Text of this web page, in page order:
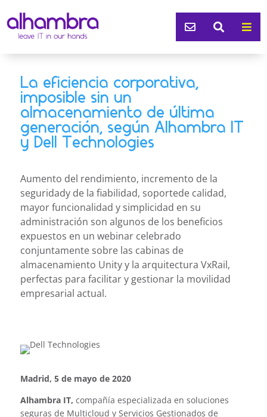
  
La eficiencia corporativa,
imposible sin un
almacenamiento de última
generación, según Alhambra IT
y Dell Technologies
Aumento del rendimiento, incremento de la
seguridady de la fiabilidad, soportede calidad,
mayor funcionalidad y simplicidad en su
administración son algunos de los beneficios
expuestos en un webinar celebrado
conjuntamente sobre las cabinas de
almacenamiento Unity y la arquitectura VxRail,
perfectas para facilitar y gestionar la movilidad
empresarial actual.
Madrid, 5 de mayo de 2020
Alhambra IT, compañía especializada en soluciones
seguras de Multicloud y Servicios Gestionados de